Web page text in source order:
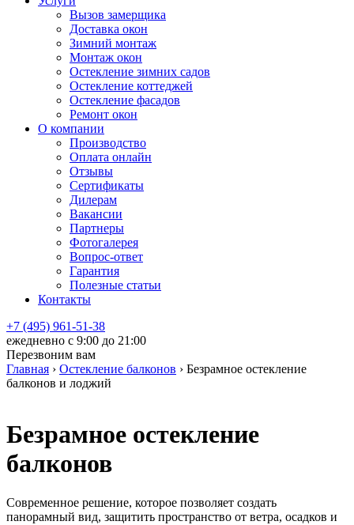
Вызов замерщика
Доставка окон
Зимний монтаж
Монтаж окон
Остекление зимних садов
Остекление коттеджей
Остекление фасадов
Ремонт окон
О компании
Производство
Оплата онлайн
Отзывы
Сертификаты
Дилерам
Вакансии
Партнеры
Фотогалерея
Вопрос-ответ
Гарантия
Полезные статьи
Контакты
+7 (495) 961-51-38
ежедневно c 9:00 до 21:00
Перезвоним вам
Главная › Остекление балконов › Безрамное остекление
балконов и лоджий
Безрамное остекление
балконов
Cовременное решение, которое позволяет создать
панорамный вид, защитить пространство от ветра, осадков и